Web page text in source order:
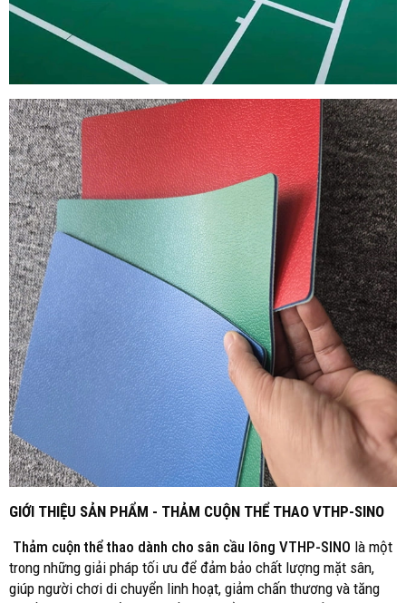
GIỚI THIỆU SẢN PHẨM - THẢM CUỘN THỂ THAO VTHP-SINO
Thảm cuộn thể thao dành cho sân cầu lông VTHP-SINO là một
trong những giải pháp tối ưu để đảm bảo chất lượng mặt sân,
giúp người chơi di chuyển linh hoạt, giảm chấn thương và tăng